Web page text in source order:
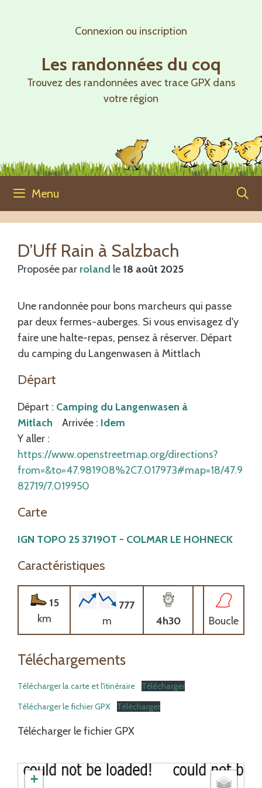
Connexion ou inscription
Les randonnées du coq
Trouvez des randonnées avec trace GPX dans
votre région
Menu
D’Uff Rain à Salzbach
Proposée par roland le 18 août 2025
Une randonnée pour bons marcheurs qui passe
par deux fermes-auberges. Si vous envisagez d'y
faire une halte-repas, pensez à réserver. Départ
du camping du Langenwasen à Mittlach
Départ
Départ : Camping du Langenwasen à
Mitlach Arrivée : Idem
Y aller :
https://www.openstreetmap.org/directions?
from=&to=47.981908%2C7.017973#map=18/47.9
82719/7.019950
Carte
IGN TOPO 25 3719OT - COLMAR LE HOHNECK
Caractéristiques
15
km
777
m
4h30 Boucle
Téléchargements
Télécharger la carte et l'itinéraire
Télécharger
Télécharger le fichier GPX
Télécharger
Télécharger le fichier GPX
+